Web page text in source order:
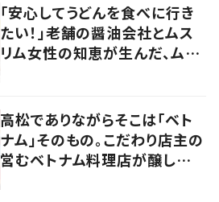
「安心してうどんを食べに行き
たい！」老舗の醤油会社とムス
リム女性の知恵が生んだ、ムス
高松でありながらそこは「ベト
ナム」そのもの。こだわり店主の
営むベトナム料理店が醸し出す